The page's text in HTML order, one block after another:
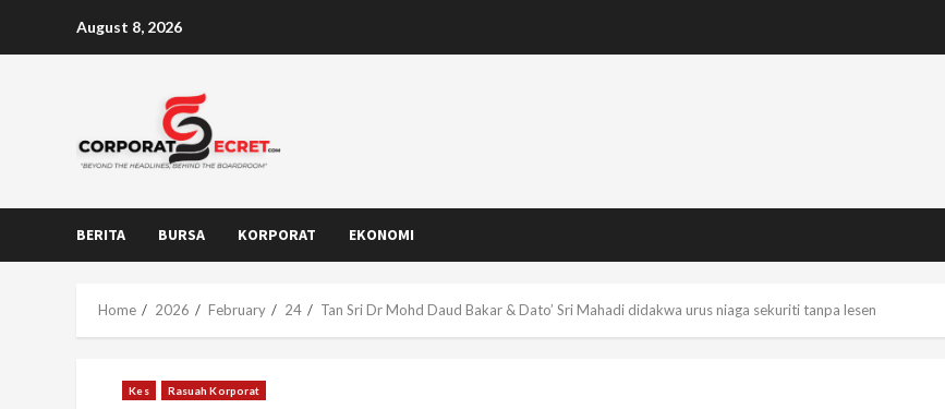
August 8, 2026
BERITA BURSA KORPORAT EKONOMI
Home 2026 February 24 Tan Sri Dr Mohd Daud Bakar & Dato’ Sri Mahadi didakwa urus niaga sekuriti tanpa lesen
Kes Rasuah Korporat